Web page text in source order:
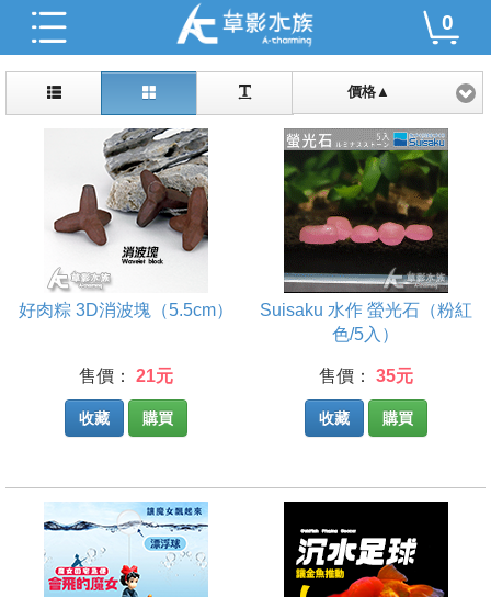
0
價格▲
好肉粽 3D消波塊（5.5cm）
售價： 21元
收藏 購買
Suisaku 水作 螢光石（粉紅
色/5入）
售價： 35元
收藏 購買